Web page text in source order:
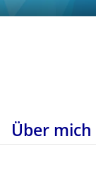
Über mich